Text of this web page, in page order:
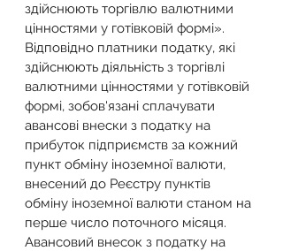
здійснюють торгівлю валютними
цінностями у готівковій формі».
Відповідно платники податку, які
здійснюють діяльність з торгівлі
валютними цінностями у готівковій
формі, зобов'язані сплачувати
авансові внески з податку на
прибуток підприємств за кожний
пункт обміну іноземної валюти,
внесений до Реєстру пунктів
обміну іноземної валюти станом на
перше число поточного місяця.
Авансовий внесок з податку на